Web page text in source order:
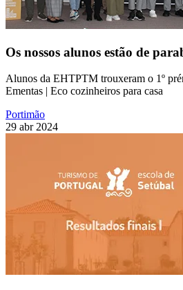
Os nossos alunos estão de
Alunos da EHTPTM trouxeram o 1º
Ementas | Eco cozinheiros para casa
Portimão
29 abr 2024